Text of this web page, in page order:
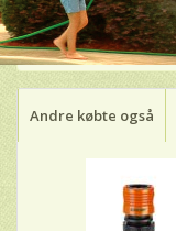
Andre købte også